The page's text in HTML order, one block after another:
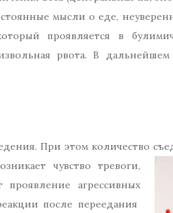
мысли о еде,
проявляется в
рвота. В
При этом количество
чувство тревоги,
агрессивных
после переедания